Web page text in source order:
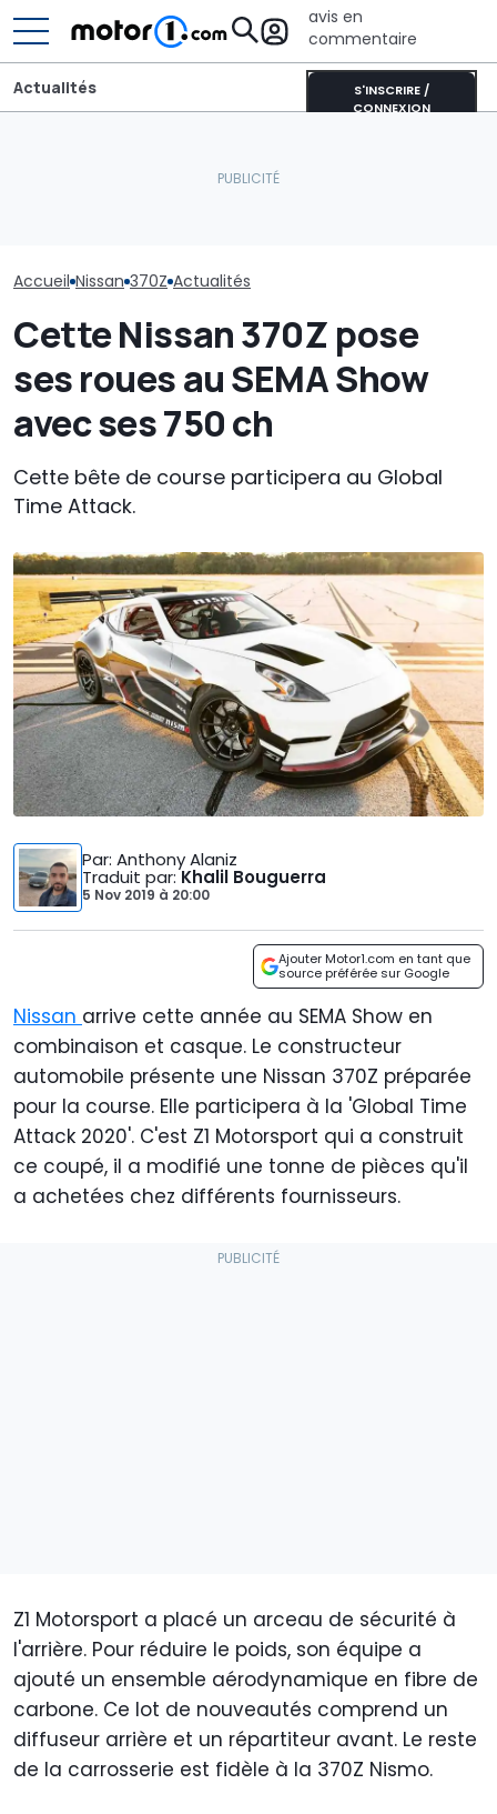
avis en
commentaire
S'INSCRIRE /
CONNEXION
Actualités
Accueil Nissan 370Z Actualités
Cette Nissan 370Z pose
ses roues au SEMA Show
avec ses 750 ch
Cette bête de course participera au Global
Time Attack.
Par: Anthony Alaniz
Traduit par:Khalil Bouguerra
5 Nov 2019 à 20:00
Ajouter Motor1.com en tant que
source préférée sur Google
Nissan arrive cette année au SEMA Show en
combinaison et casque. Le constructeur
automobile présente une Nissan 370Z préparée
pour la course. Elle participera à la 'Global Time
Attack 2020'. C'est Z1 Motorsport qui a construit
ce coupé, il a modifié une tonne de pièces qu'il
a achetées chez différents fournisseurs.
Z1 Motorsport a placé un arceau de sécurité à
l'arrière. Pour réduire le poids, son équipe a
ajouté un ensemble aérodynamique en fibre de
carbone. Ce lot de nouveautés comprend un
diffuseur arrière et un répartiteur avant. Le reste
de la carrosserie est fidèle à la 370Z Nismo.